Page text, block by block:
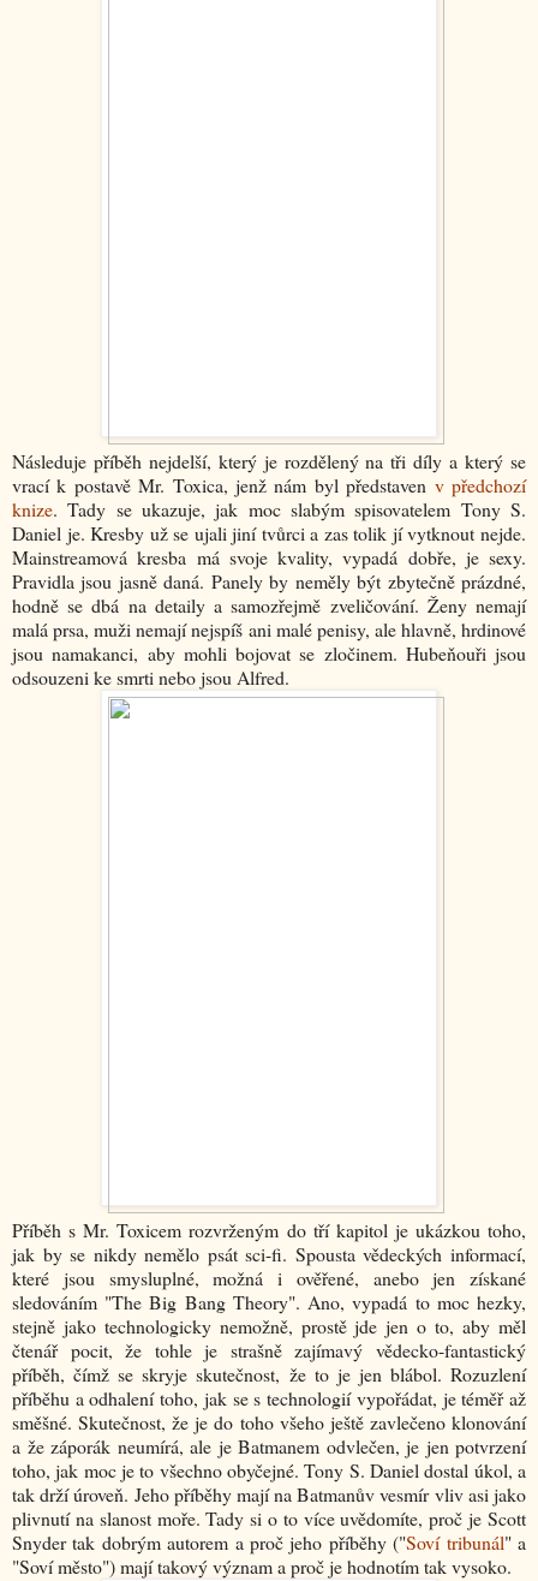
Následuje příběh nejdelší, který je rozdělený na tři díly a který se
vrací k postavě Mr. Toxica, jenž nám byl představen v předchozí
knize. Tady se ukazuje, jak moc slabým spisovatelem Tony S.
Daniel je. Kresby už se ujali jiní tvůrci a zas tolik jí vytknout nejde.
Mainstreamová kresba má svoje kvality, vypadá dobře, je sexy.
Pravidla jsou jasně daná. Panely by neměly být zbytečně prázdné,
hodně se dbá na detaily a samozřejmě zveličování. Ženy nemají
malá prsa, muži nemají nejspíš ani malé penisy, ale hlavně, hrdinové
jsou namakanci, aby mohli bojovat se zločinem. Hubeňouři jsou
odsouzeni ke smrti nebo jsou Alfred.
Příběh s Mr. Toxicem rozvrženým do tří kapitol je ukázkou toho,
jak by se nikdy nemělo psát sci-fi. Spousta vědeckých informací,
které jsou smysluplné, možná i ověřené, anebo jen získané
sledováním "The Big Bang Theory". Ano, vypadá to moc hezky,
stejně jako technologicky nemožně, prostě jde jen o to, aby měl
čtenář pocit, že tohle je strašně zajímavý vědecko-fantastický
příběh, čímž se skryje skutečnost, že to je jen blábol. Rozuzlení
příběhu a odhalení toho, jak se s technologií vypořádat, je téměř až
směšné. Skutečnost, že je do toho všeho ještě zavlečeno klonování
a že záporák neumírá, ale je Batmanem odvlečen, je jen potvrzení
toho, jak moc je to všechno obyčejné. Tony S. Daniel dostal úkol, a
tak drží úroveň. Jeho příběhy mají na Batmanův vesmír vliv asi jako
plivnutí na slanost moře. Tady si o to více uvědomíte, proč je Scott
Snyder tak dobrým autorem a proč jeho příběhy ("Soví tribunál" a
"Soví město") mají takový význam a proč je hodnotím tak vysoko.